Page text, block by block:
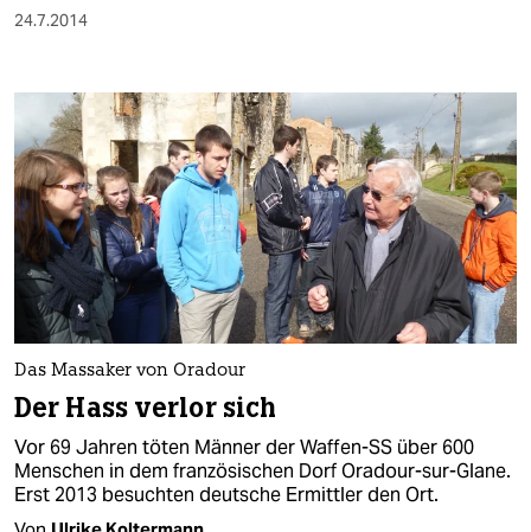
24.7.2014
Das Massaker von Oradour
Der Hass verlor sich
Vor 69 Jahren töten Männer der Waffen-SS über 600
Menschen in dem französischen Dorf Oradour-sur-Glane.
Erst 2013 besuchten deutsche Ermittler den Ort.